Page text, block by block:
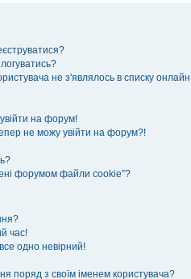
не з'являлось в списку онлайн
на форум!
не можу увійти на форум?!
форумом файли cookie”?
час!
одно невірний!
поряд з своїм іменем користувача?